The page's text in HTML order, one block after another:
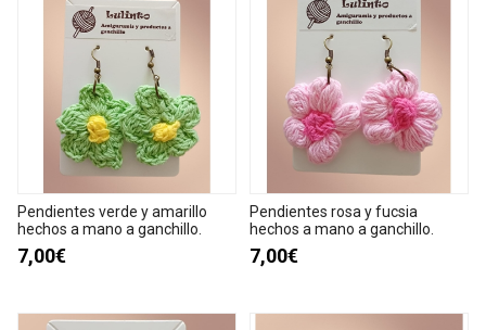
Pendientes verde y amarillo
hechos a mano a ganchillo.
7,00€
Pendientes rosa y fucsia
hechos a mano a ganchillo.
7,00€